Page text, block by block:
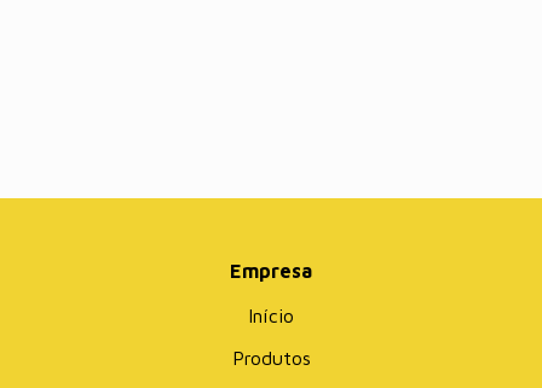
Empresa
Início
Produtos